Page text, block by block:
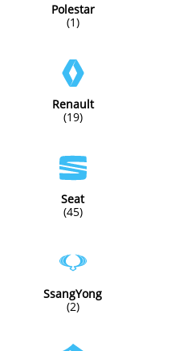
Polestar
(1)
Renault
(19)
Seat
(45)
SsangYong
(2)